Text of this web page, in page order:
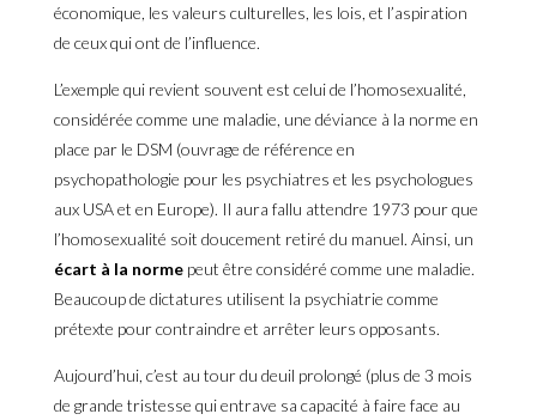
économique, les valeurs culturelles, les lois, et l’aspiration
de ceux qui ont de l’influence.
L’exemple qui revient souvent est celui de l’homosexualité,
considérée comme une maladie, une déviance à la norme en
place par le DSM (ouvrage de référence en
psychopathologie pour les psychiatres et les psychologues
aux USA et en Europe). Il aura fallu attendre 1973 pour que
l’homosexualité soit doucement retiré du manuel. Ainsi, un
écart à la normepeut être considéré comme une maladie.
Beaucoup de dictatures utilisent la psychiatrie comme
prétexte pour contraindre et arrêter leurs opposants.
Aujourd’hui, c’est au tour du deuil prolongé (plus de 3 mois
de grande tristesse qui entrave sa capacité à faire face au